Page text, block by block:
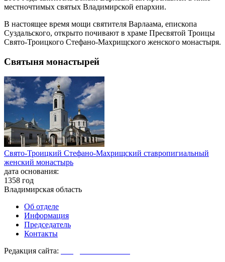
местночтимых святых Владимирской епархии.
В настоящее время мощи святителя Варлаама, епископа
Суздальского, открыто почивают в храме Пресвятой Троицы
Свято-Троицкого Стефано-Махрищского женского монастыря.
Святыня монастырей
Свято-Троицкий Стефано-Махрищский ставропигиальный
женский монастырь
дата основания:
1358 год
Владимирская область
Об отделе
Информация
Председатель
Контакты
Редакция сайта: